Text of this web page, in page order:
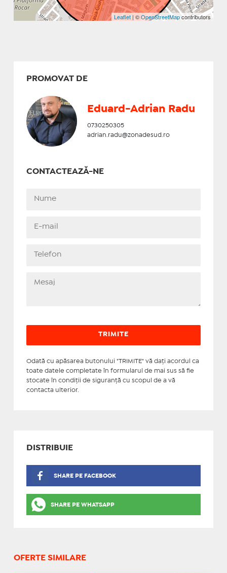
Leaflet | ©OpenStreetMapcontributors
PROMOVAT DE
Eduard-Adrian Radu
0730250305
adrian.radu@zonadesud.ro
CONTACTEAZĂ-NE
Odată cu apăsarea butonului "TRIMITE" vă daţi acordul ca
toate datele completate în formularul de mai sus să fie
stocate în condiţii de siguranţă cu scopul de a vă
contacta ulterior.
DISTRIBUIE
SHARE PE FACEBOOK
SHARE PE WHATSAPP
OFERTE SIMILARE